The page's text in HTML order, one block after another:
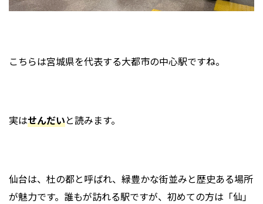
こちらは宮城県を代表する大都市の中心駅ですね。
実はせんだいと読みます。
仙台は、杜の都と呼ばれ、緑豊かな街並みと歴史ある場所
が魅力です。誰もが訪れる駅ですが、初めての方は「仙」